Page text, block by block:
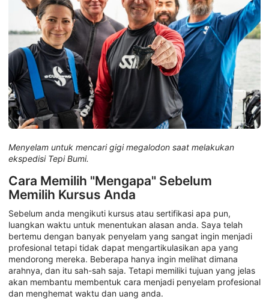
Menyelam untuk mencari gigi megalodon saat melakukan
ekspedisi Tepi Bumi.
Cara Memilih "Mengapa" Sebelum
Memilih Kursus Anda
Sebelum anda mengikuti kursus atau sertifikasi apa pun,
luangkan waktu untuk menentukan alasan anda. Saya telah
bertemu dengan banyak penyelam yang sangat ingin menjadi
profesional tetapi tidak dapat mengartikulasikan apa yang
mendorong mereka. Beberapa hanya ingin melihat dimana
arahnya, dan itu sah-sah saja. Tetapi memiliki tujuan yang jelas
akan membantu membentuk cara menjadi penyelam profesional
dan menghemat waktu dan uang anda.